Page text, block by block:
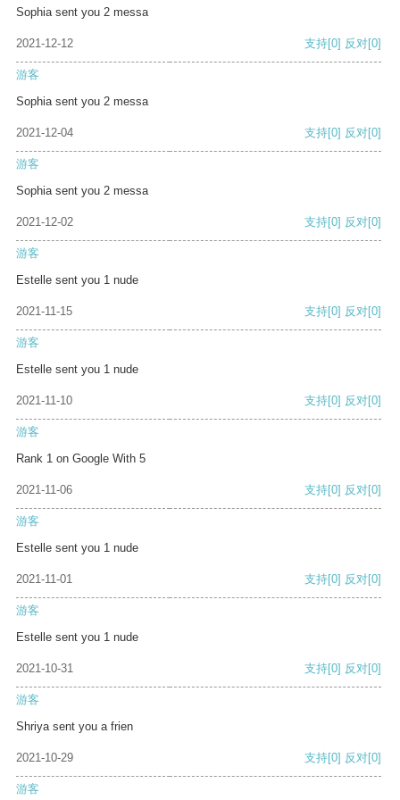
Sophia sent you 2 messa
2021-12-12 支持[0] 反对[0]
游客
Sophia sent you 2 messa
2021-12-04 支持[0] 反对[0]
游客
Sophia sent you 2 messa
2021-12-02 支持[0] 反对[0]
游客
Estelle sent you 1 nude
2021-11-15 支持[0] 反对[0]
游客
Estelle sent you 1 nude
2021-11-10 支持[0] 反对[0]
游客
Rank 1 on Google With 5
2021-11-06 支持[0] 反对[0]
游客
Estelle sent you 1 nude
2021-11-01 支持[0] 反对[0]
游客
Estelle sent you 1 nude
2021-10-31 支持[0] 反对[0]
游客
Shriya sent you a frien
2021-10-29 支持[0] 反对[0]
游客